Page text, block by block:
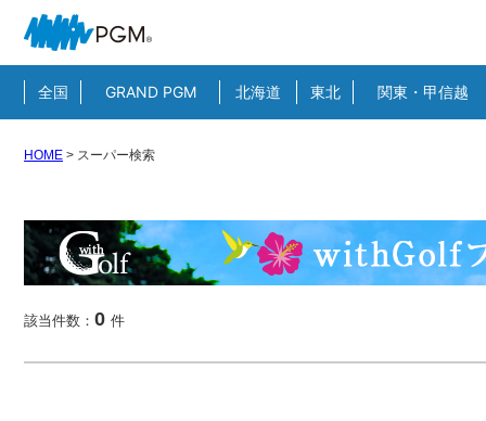
全国 GRAND PGM 北海道 東北 関東・甲信越
HOME > スーパー検索
該当件数： 0 件